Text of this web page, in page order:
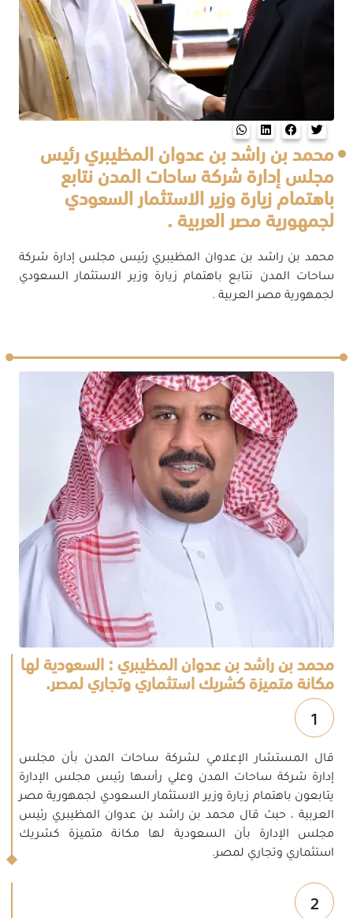
محمد بن راشد بن عدوان المظيبري رئيس
مجلس إدارة شركة ساحات المدن نتابع
باهتمام زيارة وزير الاستثمار السعودي
لجمهورية مصر العربية .
محمد بن راشد بن عدوان المظيبري رئيس مجلس إدارة شركة
ساحات المدن نتابع باهتمام زيارة وزير الاستثمار السعودي
لجمهورية مصر العربية .
محمد بن راشد بن عدوان المظيبري : السعودية لها
مكانة متميزة كشريك استثماري وتجاري لمصر.
1
قال المستشار الإعلامي لشركة ساحات المدن بأن مجلس
إدارة شركة ساحات المدن وعلي رأسها رئيس مجلس الإدارة
يتابعون باهتمام زيارة وزير الاستثمار السعودي لجمهورية مصر
العربية ، حبث قال محمد بن راشد بن عدوان المظيبري رئيس
مجلس الإدارة بأن السعودية لها مكانة متميزة كشريك
استثماري وتجاري لمصر.
2